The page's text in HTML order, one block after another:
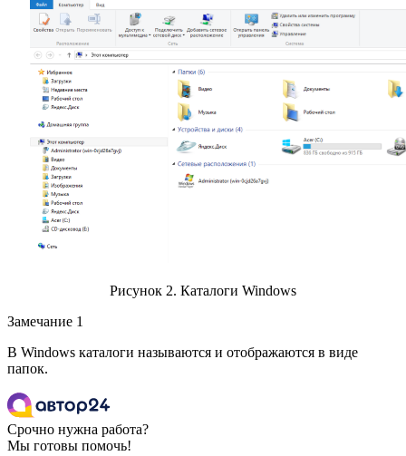
Рисунок 2. Каталоги Windows
Замечание 1
В Windows каталоги называются и отображаются в виде
папок.
Срочно нужна работа?
Мы готовы помочь!